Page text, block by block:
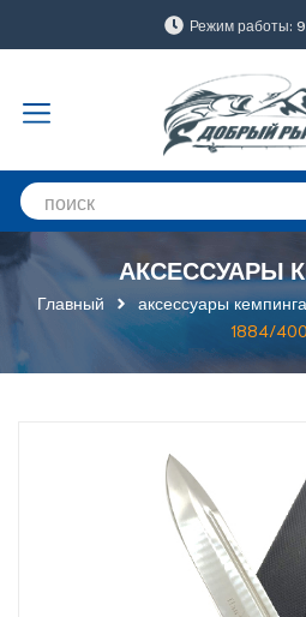
Режим работы:
АКСЕССУАРЫ
Главный аксессуары кемпинга
1884/400